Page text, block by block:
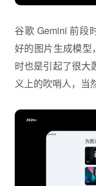
谷歌 Gemini 前段
好的图片生成模型
时也是引起了很大
义上的吹哨人，当